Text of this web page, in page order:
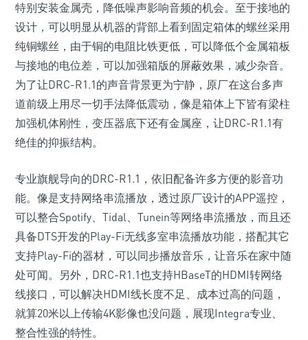
特别安装金属壳，降低噪声影响音频的机会。至于接地的
设计，可以明显从机器的背部上看到固定箱体的螺丝采用
纯铜螺丝，由于铜的电阻比铁更低，可以降低个金属箱板
与接地的电位差，可以加强箱版的屏蔽效果，减少杂音。
为了让DRC-R1.1的声音背景更为宁静，原厂在这台多声
道前级上用尽一切手法降低震动，像是箱体上下皆有梁柱
加强机体刚性，变压器底下还有金属座，让DRC-R1.1有
绝佳的抑振结构。
专业旗舰导向的DRC-R1.1，依旧配备许多方便的影音功
能。像是支持网络串流播放，透过原厂设计的APP遥控，
可以整合Spotify、Tidal、Tunein等网络串流播放，而且还
具备DTS开发的Play-Fi无线多室串流播放功能，搭配其它
支持Play-Fi的器材，可以同步播放音乐，让音乐在家中随
处可闻。另外，DRC-R1.1也支持HBaseT的HDMI转网络
线接口，可以解决HDMI线长度不足、成本过高的问题，
就算20米以上传输4K影像也没问题，展现Integra专业、
整合性强的特性。